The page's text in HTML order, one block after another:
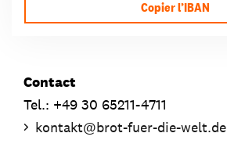
Copier l’IBAN
Contact
Tel.: +49 30 65211-4711
kontakt@brot-fuer-die-welt.de